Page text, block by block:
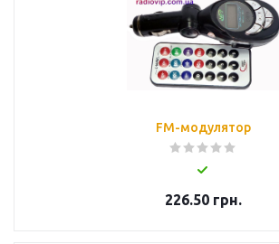
FM-модулятор
226.50 грн.